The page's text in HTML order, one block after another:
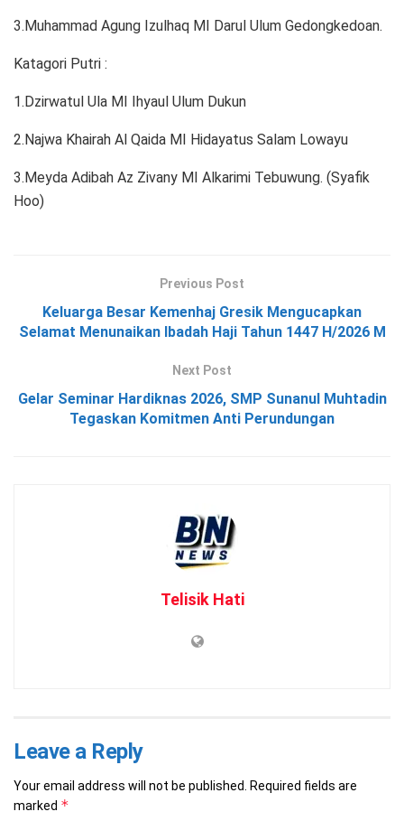
3.Muhammad Agung Izulhaq MI Darul Ulum Gedongkedoan.
Katagori Putri :
1.Dzirwatul Ula MI Ihyaul Ulum Dukun
2.Najwa Khairah Al Qaida MI Hidayatus Salam Lowayu
3.Meyda Adibah Az Zivany MI Alkarimi Tebuwung. (Syafik
Hoo)
Previous Post
Keluarga Besar Kemenhaj Gresik Mengucapkan
Selamat Menunaikan Ibadah Haji Tahun 1447 H/2026 M
Next Post
Gelar Seminar Hardiknas 2026, SMP Sunanul Muhtadin
Tegaskan Komitmen Anti Perundungan
Telisik Hati
Leave a Reply
Your email address will not be published. Required fields are
marked *